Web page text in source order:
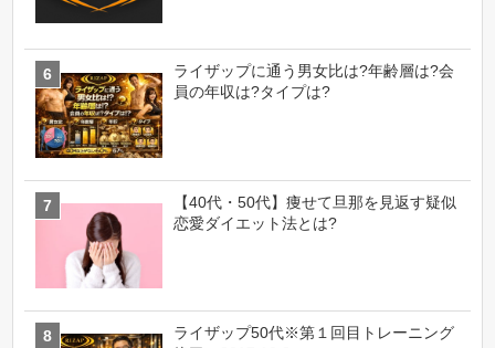
ライザップに通う男女比は?年齢層は?会
員の年収は?タイプは?
【40代・50代】痩せて旦那を見返す疑似
恋愛ダイエット法とは?
ライザップ50代※第１回目トレーニング